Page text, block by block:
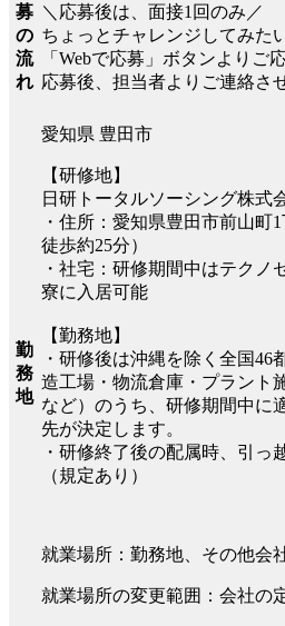
募
の
流
れ
＼応募後は、面接1回のみ／
ちょっとチャレンジしてみた
「Webで応募」ボタンよりご
応募後、担当者よりご連絡さ
勤
務
地
愛知県 豊田市
【研修地】
日研トータルソーシング株式
・住所：愛知県豊田市前山町
徒歩約25分）
・社宅：研修期間中はテクノ
寮に入居可能
【勤務地】
・研修後は沖縄を除く全国46
造工場・物流倉庫・プラント
など）のうち、研修期間中に
先が決定します。
・研修終了後の配属時、引っ
（規定あり）
就業場所：勤務地、その他会
就業場所の変更範囲：会社の